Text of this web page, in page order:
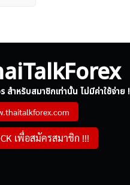
สำหรับสมาชิกเท่านั้น ไม่มีค่าใช้จ่าย !
เพื่อสมัครสมาชิก !!!